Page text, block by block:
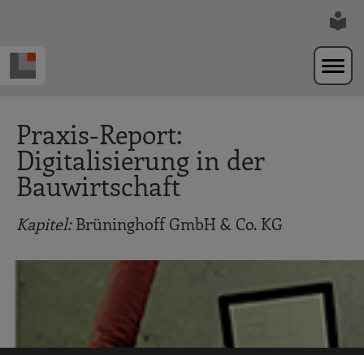
Praxis-Report:
Digitalisierung in der
Bauwirtschaft
Kapitel:Brüninghoff GmbH & Co. KG